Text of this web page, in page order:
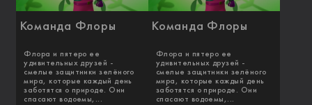
Команда Флоры
Флора и пятеро ее
удивительных друзей -
смелые защитники зелёного
мира, которые каждый день
заботятся о природе. Они
спасают водоемы,...
Команда Флоры
Флора и пятеро ее
удивительных друзей -
смелые защитники зелёного
мира, которые каждый день
заботятся о природе. Они
спасают водоемы,...